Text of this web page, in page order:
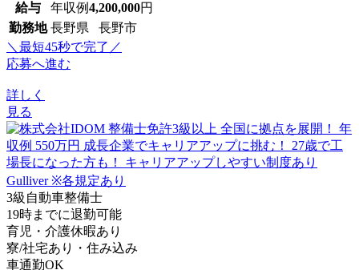
給与 年収例4,200,000円
勤務地 長野県 長野市
＼最短45秒で完了／
応募へ進む
詳しく
見る
3級自動車整備士
19時までに退勤可能
育児・介護休暇あり
寮/社宅あり・住み込み
車通勤OK